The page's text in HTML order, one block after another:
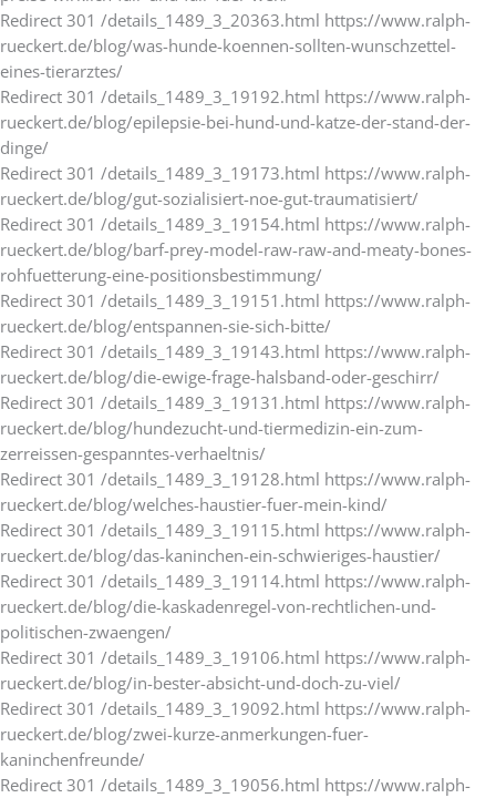
Redirect 301 /details_1489_3_20363.html https://www.ralph-
rueckert.de/blog/was-hunde-koennen-sollten-wunschzettel-
eines-tierarztes/
Redirect 301 /details_1489_3_19192.html https://www.ralph-
rueckert.de/blog/epilepsie-bei-hund-und-katze-der-stand-der-
dinge/
Redirect 301 /details_1489_3_19173.html https://www.ralph-
rueckert.de/blog/gut-sozialisiert-noe-gut-traumatisiert/
Redirect 301 /details_1489_3_19154.html https://www.ralph-
rueckert.de/blog/barf-prey-model-raw-raw-and-meaty-bones-
rohfuetterung-eine-positionsbestimmung/
Redirect 301 /details_1489_3_19151.html https://www.ralph-
rueckert.de/blog/entspannen-sie-sich-bitte/
Redirect 301 /details_1489_3_19143.html https://www.ralph-
rueckert.de/blog/die-ewige-frage-halsband-oder-geschirr/
Redirect 301 /details_1489_3_19131.html https://www.ralph-
rueckert.de/blog/hundezucht-und-tiermedizin-ein-zum-
zerreissen-gespanntes-verhaeltnis/
Redirect 301 /details_1489_3_19128.html https://www.ralph-
rueckert.de/blog/welches-haustier-fuer-mein-kind/
Redirect 301 /details_1489_3_19115.html https://www.ralph-
rueckert.de/blog/das-kaninchen-ein-schwieriges-haustier/
Redirect 301 /details_1489_3_19114.html https://www.ralph-
rueckert.de/blog/die-kaskadenregel-von-rechtlichen-und-
politischen-zwaengen/
Redirect 301 /details_1489_3_19106.html https://www.ralph-
rueckert.de/blog/in-bester-absicht-und-doch-zu-viel/
Redirect 301 /details_1489_3_19092.html https://www.ralph-
rueckert.de/blog/zwei-kurze-anmerkungen-fuer-
kaninchenfreunde/
Redirect 301 /details_1489_3_19056.html https://www.ralph-